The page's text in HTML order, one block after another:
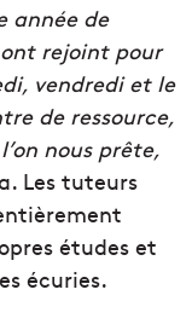
année de
rejoint pour
vendredi et le
de ressource,
nous prête,
Les tuteurs
études et
écuries.